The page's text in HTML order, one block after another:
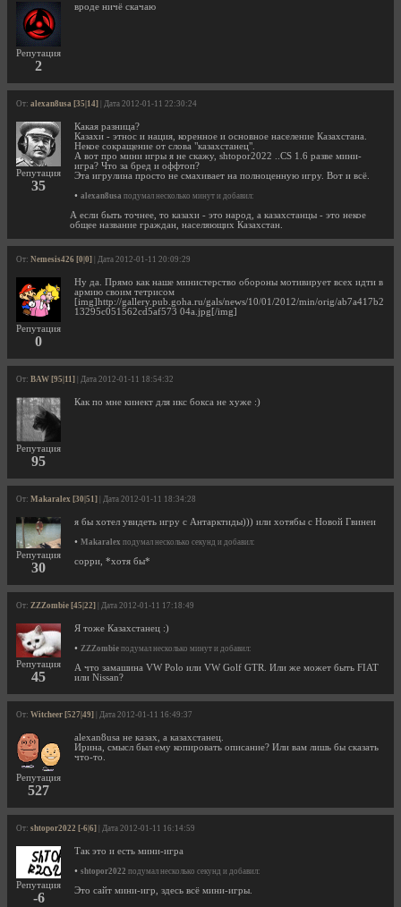
Репутация
2
вроде ничё скачаю
От: alexan8usa [35|14] | Дата 2012-01-11 22:30:24
Репутация
35
Какая разница?
Казахи - этнос и нация, коренное и основное население Казахстана.
Некое сокращение от слова "казахстанец".
А вот про мини игры я не скажу, shtopor2022 ..CS 1.6 разве мини-
игра? Что за бред и оффтоп?
Эта игрулина просто не смахивает на полноценную игру. Вот и всё.
• alexan8usa подумал несколько минут и добавил:
А если быть точнее, то казахи - это народ, а казахстанцы - это некое
общее название граждан, населяющих Казахстан.
От: Nemesis426 [0|0] | Дата 2012-01-11 20:09:29
Репутация
0
Ну да. Прямо как наше министерство обороны мотивирует всех идти в
армию своим тетрисом
[img]http://gallery.pub.goha.ru/gals/news/10/01/2012/min/orig/ab7a417b2
13295c051562cd5af573 04a.jpg[/img]
От: BAW [95|11] | Дата 2012-01-11 18:54:32
Репутация
95
Как по мне кинект для икс бокса не хуже :)
От: Makaralex [30|51] | Дата 2012-01-11 18:34:28
Репутация
30
я бы хотел увидеть игру с Антарктиды))) или хотябы с Новой Гвинеи
• Makaralex подумал несколько секунд и добавил:
сорри, *хотя бы*
От: ZZZombie [45|22] | Дата 2012-01-11 17:18:49
Репутация
45
Я тоже Казахстанец :)
• ZZZombie подумал несколько минут и добавил:
А что замашина VW Polo или VW Golf GTR. Или же может быть FIAT
или Nissan?
От: Witcheer [527|49] | Дата 2012-01-11 16:49:37
Репутация
527
alexan8usa не казах, а казахстанец.
Ирина, смысл был ему копировать описание? Или вам лишь бы сказать
что-то.
От: shtopor2022 [-6|6] | Дата 2012-01-11 16:14:59
Репутация
-6
Так это и есть мини-игра
• shtopor2022 подумал несколько секунд и добавил:
Это сайт мини-игр, здесь всё мини-игры.